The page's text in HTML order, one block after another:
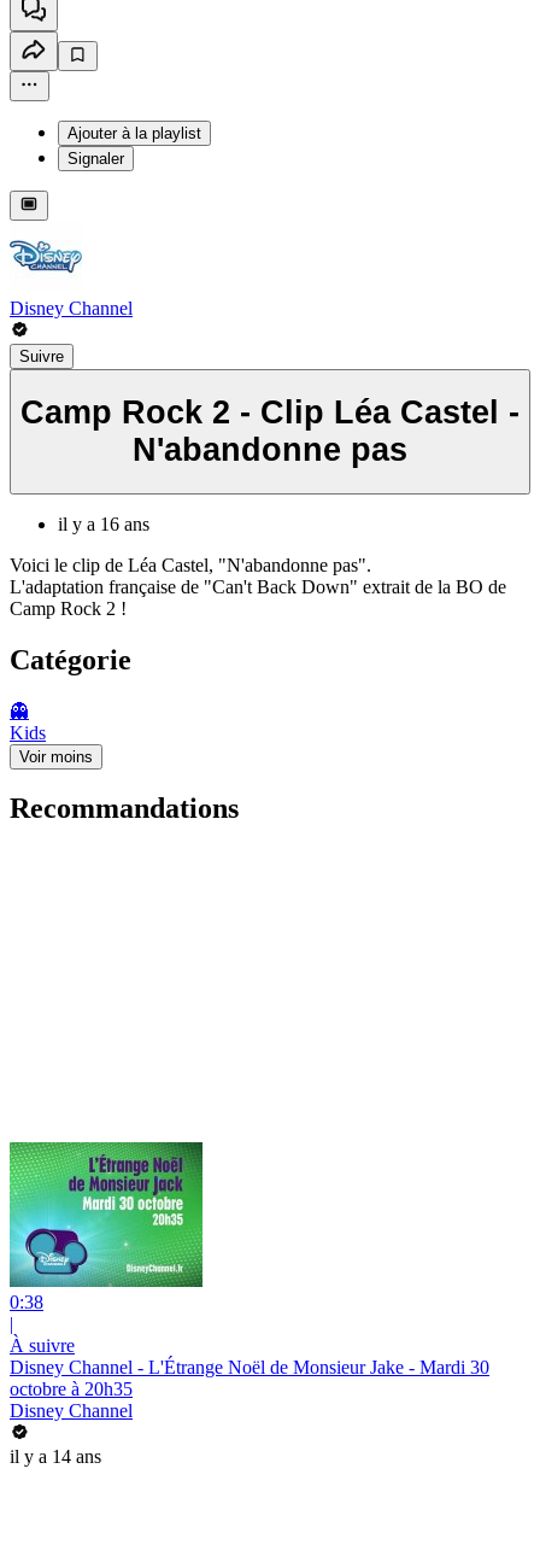
Ajouter à la playlist
Signaler
Disney Channel
Suivre
Camp Rock 2 - Clip Léa Castel -
N'abandonne pas
il y a 16 ans
Voici le clip de Léa Castel, "N'abandonne pas".
L'adaptation française de "Can't Back Down" extrait de la BO de
Camp Rock 2 !
Catégorie
👻
Kids
Voir moins
Recommandations
0:38
|
À suivre
Disney Channel - L'Étrange Noël de Monsieur Jake - Mardi 30
octobre à 20h35
Disney Channel
il y a 14 ans